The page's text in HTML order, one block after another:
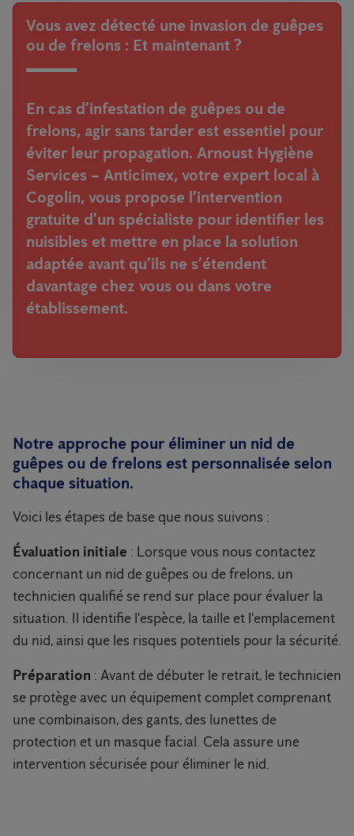
Vous avez détecté une invasion de guêpes
ou de frelons : Et maintenant ?
En cas d’infestation de guêpes ou de
frelons, agir sans tarder est essentiel pour
éviter leur propagation. Arnoust Hygiène
Services – Anticimex, votre expert local à
Cogolin, vous propose l’intervention
gratuite d’un spécialiste pour identifier les
nuisibles et mettre en place la solution
adaptée avant qu’ils ne s’étendent
davantage chez vous ou dans votre
établissement.
Notre approche pour éliminer un nid de
guêpes ou de frelons est personnalisée selon
chaque situation.
Voici les étapes de base que nous suivons :
Évaluation initiale : Lorsque vous nous contactez
concernant un nid de guêpes ou de frelons, un
technicien qualifié se rend sur place pour évaluer la
situation. Il identifie l'espèce, la taille et l'emplacement
du nid, ainsi que les risques potentiels pour la sécurité.
Préparation : Avant de débuter le retrait, le technicien
se protège avec un équipement complet comprenant
une combinaison, des gants, des lunettes de
protection et un masque facial. Cela assure une
intervention sécurisée pour éliminer le nid.